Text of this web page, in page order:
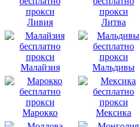
Ливия Литва
Малайзия Мальдивы
Марокко Мексика